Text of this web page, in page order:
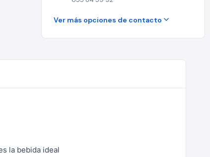
Ver más opciones de contacto
la bebida ideal